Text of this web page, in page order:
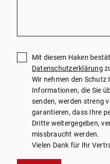
Mit diesem Haken
Datenschutzerklärung
Wir nehmen den Schutz
Informationen, die Sie
senden, werden streng
garantieren, dass Ihre
Dritte weitergegeben,
missbraucht werden.
Vielen Dank für Ihr